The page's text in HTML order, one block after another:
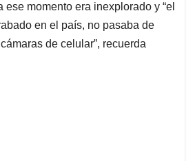
momento era inexplorado y “el
en el país, no pasaba de
de celular”, recuerda